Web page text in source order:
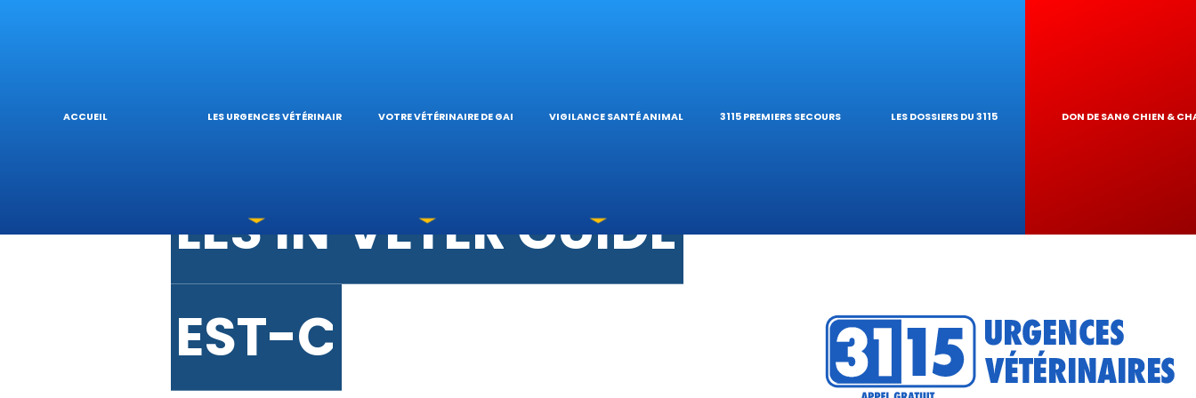
ACCUEIL LES URGENCES VÉTÉRINAIRES
URGENCES OPHTALMOLOGIQUES
LES INTOXICATIONS
EST-CE UNE URGENCE?
VOTRE VÉTÉRINAIRE DE GARDE
L’HÔPITAL VÉTÉRINAIRE
VÉTÉRINAIRES DU RÉSEAU
VIGILANCE SANTÉ ANIMALE
CALCULATEUR DE
GUIDES PRATIQUES
3115 PREMIERS SECOURS LES DOSSIERS DU 3115 DON DE SANG CHIEN &